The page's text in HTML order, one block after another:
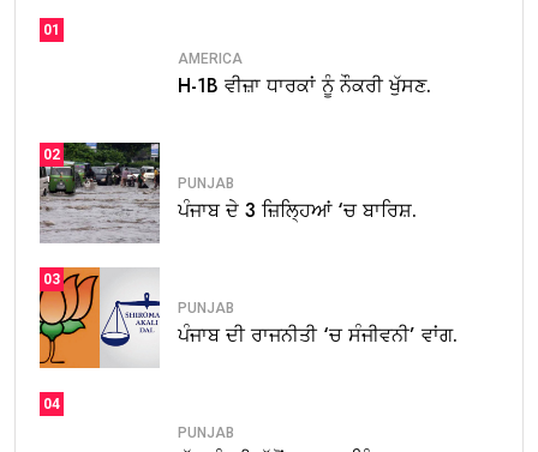
01
AMERICA
H-1B ਵੀਜ਼ਾ ਧਾਰਕਾਂ ਨੂੰ ਨੌਕਰੀ ਖੁੱਸਣ.
02
PUNJAB
ਪੰਜਾਬ ਦੇ 3 ਜ਼ਿਲ੍ਹਿਆਂ ‘ਚ ਬਾਰਿਸ਼.
03
PUNJAB
ਪੰਜਾਬ ਦੀ ਰਾਜਨੀਤੀ ‘ਚ ਸੰਜੀਵਨੀ’ ਵਾਂਗ.
04
PUNJAB